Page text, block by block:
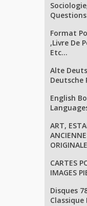
Format
,Livre De
Etc...
Alte
Deutsche
English
ART,
CARTES
IMAGES
Disques